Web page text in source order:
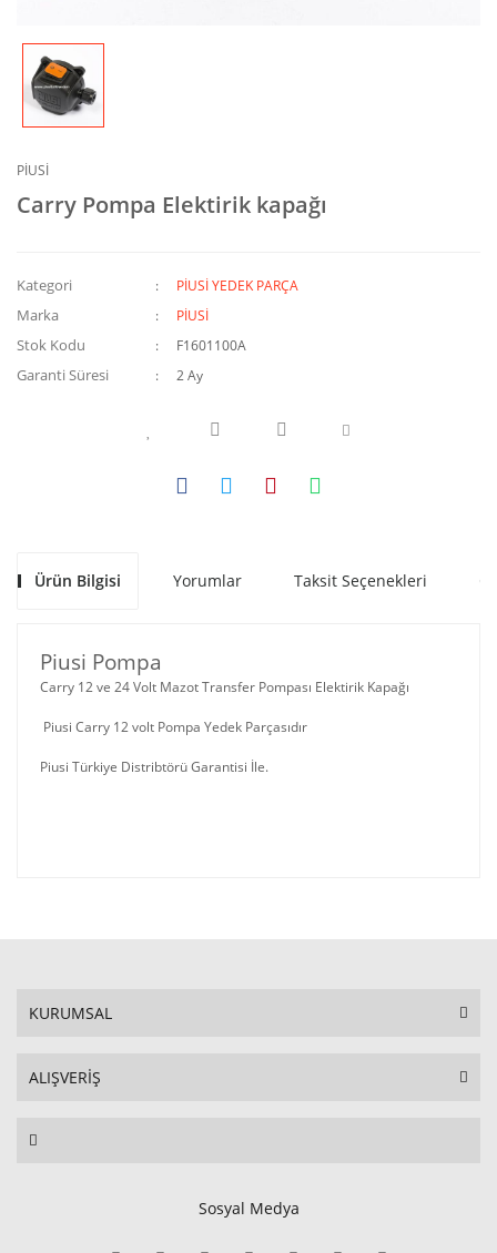
PİUSİ
Carry Pompa Elektirik kapağı
Kategori PİUSİ YEDEK PARÇA
Marka PİUSİ
Stok Kodu F1601100A
Garanti Süresi 2 Ay
Ürün Bilgisi Yorumlar Taksit Seçenekleri
Piusi Pompa
Carry 12 ve 24 Volt Mazot Transfer Pompası Elektirik Kapağı
Piusi Carry 12 volt Pompa Yedek Parçasıdır
Piusi Türkiye Distribtörü Garantisi İle.
KURUMSAL
ALIŞVERİŞ
Sosyal Medya